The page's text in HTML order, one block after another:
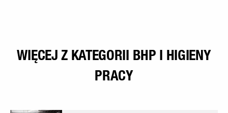
WIĘCEJ Z KATEGORII BHP I HIGIENY
PRACY